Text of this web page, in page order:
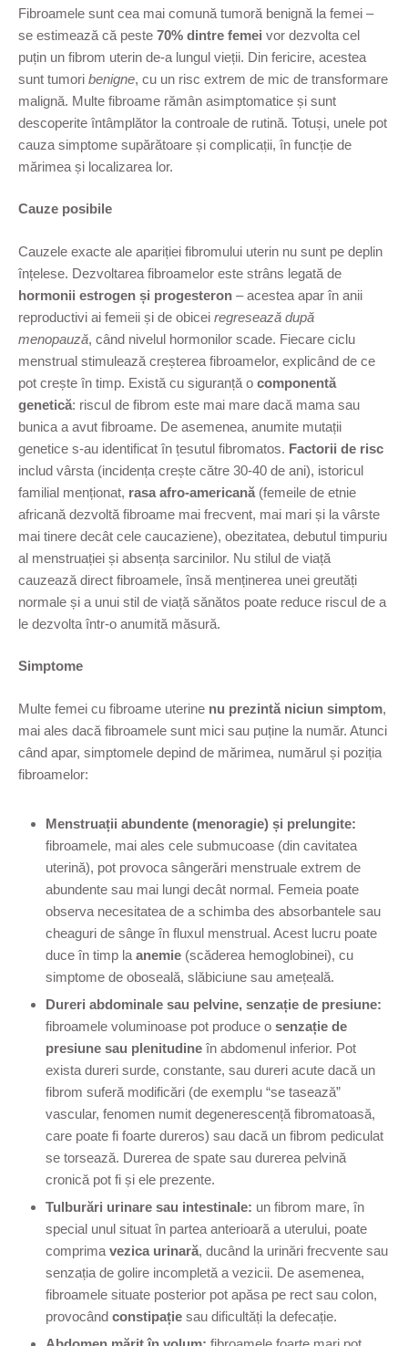
Fibroamele sunt cea mai comună tumoră benignă la femei –
se estimează că peste 70% dintre femei vor dezvolta cel
puțin un fibrom uterin de-a lungul vieții. Din fericire, acestea
sunt tumori benigne, cu un risc extrem de mic de transformare
malignă. Multe fibroame rămân asimptomatice și sunt
descoperite întâmplător la controale de rutină. Totuși, unele pot
cauza simptome supărătoare și complicații, în funcție de
mărimea și localizarea lor.
Cauze posibile
Cauzele exacte ale apariției fibromului uterin nu sunt pe deplin
înțelese. Dezvoltarea fibroamelor este strâns legată de
hormonii estrogen și progesteron – acestea apar în anii
reproductivi ai femeii și de obicei regresează după
menopauză, când nivelul hormonilor scade. Fiecare ciclu
menstrual stimulează creșterea fibroamelor, explicând de ce
pot crește în timp. Există cu siguranță o componentă
genetică: riscul de fibrom este mai mare dacă mama sau
bunica a avut fibroame. De asemenea, anumite mutații
genetice s-au identificat în țesutul fibromatos. Factorii de risc
includ vârsta (incidența crește către 30-40 de ani), istoricul
familial menționat, rasa afro-americană (femeile de etnie
africană dezvoltă fibroame mai frecvent, mai mari și la vârste
mai tinere decât cele caucaziene), obezitatea, debutul timpuriu
al menstruației și absența sarcinilor. Nu stilul de viață
cauzează direct fibroamele, însă menținerea unei greutăți
normale și a unui stil de viață sănătos poate reduce riscul de a
le dezvolta într-o anumită măsură.
Simptome
Multe femei cu fibroame uterine nu prezintă niciun simptom,
mai ales dacă fibroamele sunt mici sau puține la număr. Atunci
când apar, simptomele depind de mărimea, numărul și poziția
fibroamelor:
Menstruații abundente (menoragie) și prelungite:
fibroamele, mai ales cele submucoase (din cavitatea
uterină), pot provoca sângerări menstruale extrem de
abundente sau mai lungi decât normal. Femeia poate
observa necesitatea de a schimba des absorbantele sau
cheaguri de sânge în fluxul menstrual. Acest lucru poate
duce în timp la anemie (scăderea hemoglobinei), cu
simptome de oboseală, slăbiciune sau amețeală.
Dureri abdominale sau pelvine, senzație de presiune:
fibroamele voluminoase pot produce o senzație de
presiune sau plenitudine în abdomenul inferior. Pot
exista dureri surde, constante, sau dureri acute dacă un
fibrom suferă modificări (de exemplu “se tasează”
vascular, fenomen numit degenerescență fibromatoasă,
care poate fi foarte dureros) sau dacă un fibrom pediculat
se torsează. Durerea de spate sau durerea pelvină
cronică pot fi și ele prezente.
Tulburări urinare sau intestinale: un fibrom mare, în
special unul situat în partea anterioară a uterului, poate
comprima vezica urinară, ducând la urinări frecvente sau
senzația de golire incompletă a vezicii. De asemenea,
fibroamele situate posterior pot apăsa pe rect sau colon,
provocând constipație sau dificultăți la defecație.